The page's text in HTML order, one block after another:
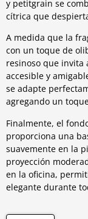
y petitgrain se
cítrica que
A medida que la
con un toque de
resinoso que invita
accesible y
se adapte
agregando un
Finalmente, el
proporciona una
suavemente en la
proyección
en la oficina,
elegante durante